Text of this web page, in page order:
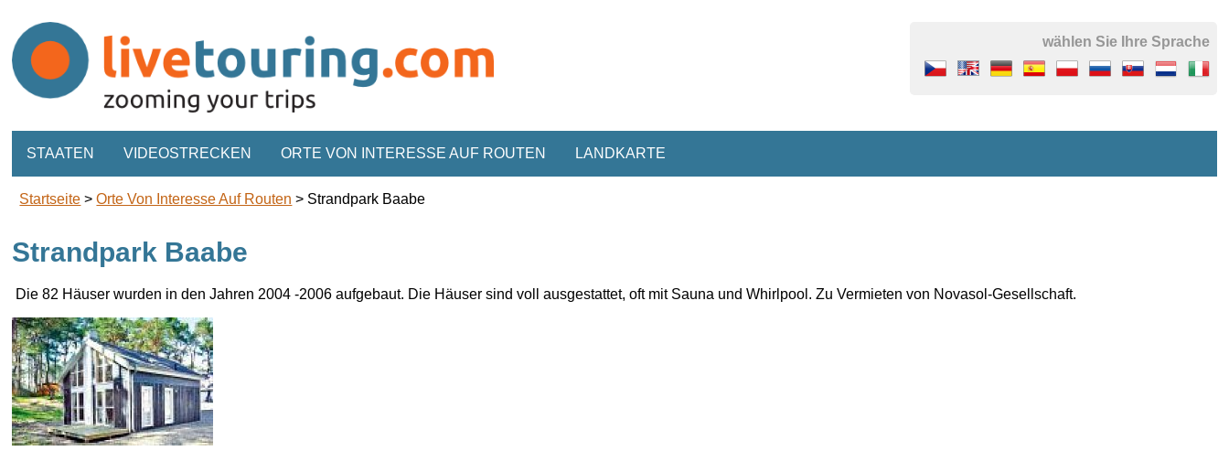
wählen Sie Ihre Sprache
STAATEN VIDEOSTRECKEN ORTE VON INTERESSE AUF ROUTEN LANDKARTE
Startseite >Orte Von Interesse Auf Routen > Strandpark Baabe
Strandpark Baabe
Die 82 Häuser wurden in den Jahren 2004 -2006 aufgebaut. Die Häuser sind voll ausgestattet, oft mit Sauna und Whirlpool. Zu Vermietenvon Novasol-Gesellschaft.